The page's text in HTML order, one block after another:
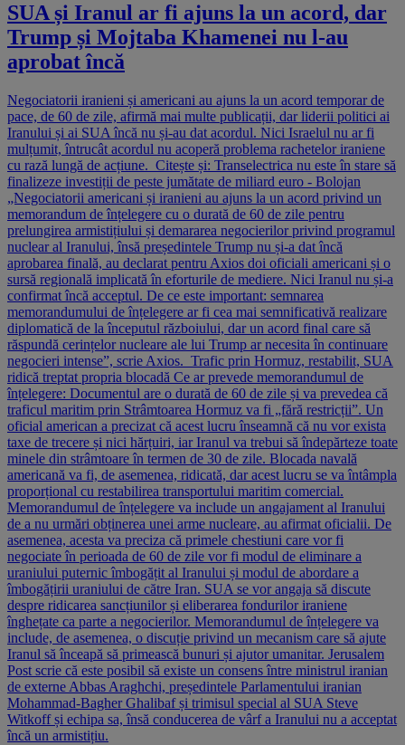
SUA și Iranul ar fi ajuns la un acord, dar
Trump și Mojtaba Khamenei nu l-au
aprobat încă
Negociatorii iranieni și americani au ajuns la un acord temporar de
pace, de 60 de zile, afirmă mai multe publicații, dar liderii politici ai
Iranului și ai SUA încă nu și-au dat acordul. Nici Israelul nu ar fi
mulțumit, întrucât acordul nu acoperă problema rachetelor iraniene
cu rază lungă de acțiune. Citește și: Transelectrica nu este în stare să
finalizeze investiții de peste jumătate de miliard euro - Bolojan
„Negociatorii americani și iranieni au ajuns la un acord privind un
memorandum de înțelegere cu o durată de 60 de zile pentru
prelungirea armistițiului și demararea negocierilor privind programul
nuclear al Iranului, însă președintele Trump nu și-a dat încă
aprobarea finală, au declarat pentru Axios doi oficiali americani și o
sursă regională implicată în eforturile de mediere. Nici Iranul nu și-a
confirmat încă acceptul. De ce este important: semnarea
memorandumului de înțelegere ar fi cea mai semnificativă realizare
diplomatică de la începutul războiului, dar un acord final care să
răspundă cerințelor nucleare ale lui Trump ar necesita în continuare
negocieri intense”, scrie Axios. Trafic prin Hormuz, restabilit, SUA
ridică treptat propria blocadă Ce ar prevede memorandumul de
înțelegere: Documentul are o durată de 60 de zile și va prevedea că
traficul maritim prin Strâmtoarea Hormuz va fi „fără restricții”. Un
oficial american a precizat că acest lucru înseamnă că nu vor exista
taxe de trecere și nici hărțuiri, iar Iranul va trebui să îndepărteze toate
minele din strâmtoare în termen de 30 de zile. Blocada navală
americană va fi, de asemenea, ridicată, dar acest lucru se va întâmpla
proporțional cu restabilirea transportului maritim comercial.
Memorandumul de înțelegere va include un angajament al Iranului
de a nu urmări obținerea unei arme nucleare, au afirmat oficialii. De
asemenea, acesta va preciza că primele chestiuni care vor fi
negociate în perioada de 60 de zile vor fi modul de eliminare a
uraniului puternic îmbogățit al Iranului și modul de abordare a
îmbogățirii uraniului de către Iran. SUA se vor angaja să discute
despre ridicarea sancțiunilor și eliberarea fondurilor iraniene
înghețate ca parte a negocierilor. Memorandumul de înțelegere va
include, de asemenea, o discuție privind un mecanism care să ajute
Iranul să înceapă să primească bunuri și ajutor umanitar. Jerusalem
Post scrie că este posibil să existe un consens între ministrul iranian
de externe Abbas Araghchi, președintele Parlamentului iranian
Mohammad-Bagher Ghalibaf și trimisul special al SUA Steve
Witkoff și echipa sa, însă conducerea de vârf a Iranului nu a acceptat
încă un armistițiu.